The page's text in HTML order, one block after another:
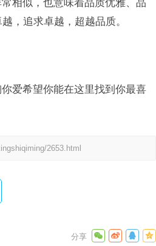
相似，也意味着品质优雅、品
，追求卓越，超越品质。
爱希望你能在这里找到你最喜
2653.html